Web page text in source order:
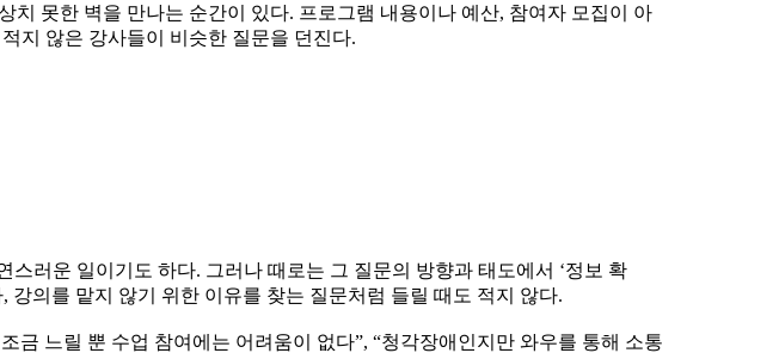
치 못한 벽을 만나는 순간이 있다. 프로그램 내용이나 예산, 참여자 모집이 아
지 않은 강사들이 비슷한 질문을 던진다.
러운 일이기도 하다. 그러나 때로는 그 질문의 방향과 태도에서 ‘정보 확
강의를 맡지 않기 위한 이유를 찾는 질문처럼 들릴 때도 적지 않다.
금 느릴 뿐 수업 참여에는 어려움이 없다”, “청각장애인지만 와우를 통해 소통